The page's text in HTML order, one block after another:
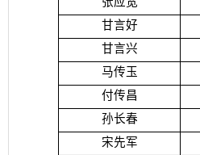
甘言好
甘言兴
马传玉
付传昌
孙长春
宋先军